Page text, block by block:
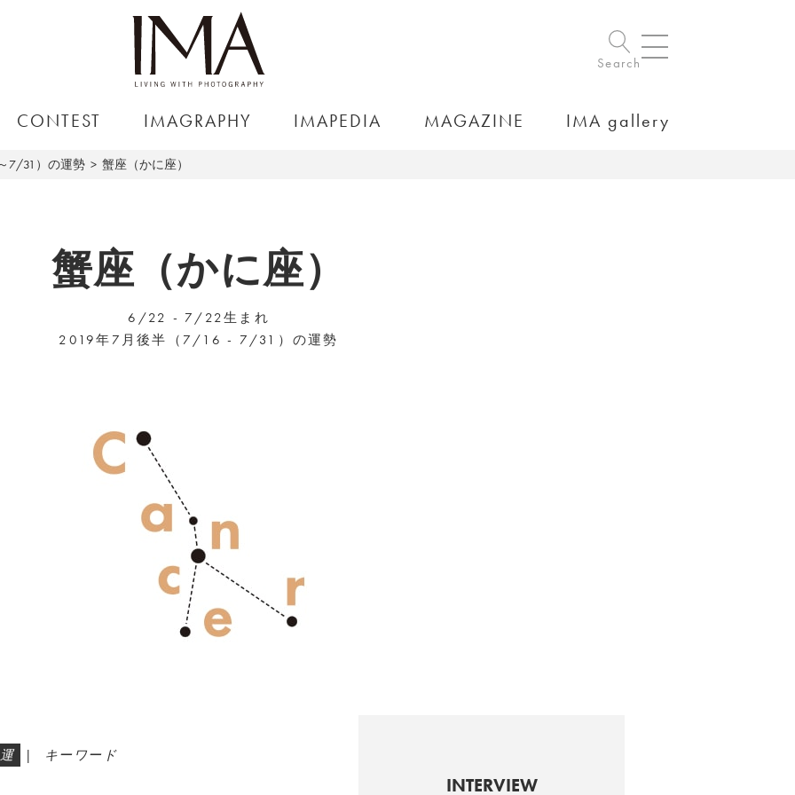
Search
CONTEST IMAGRAPHY IMAPEDIA MAGAZINE IMA gallery
7/31）の運勢 蟹座（かに座）
蟹座（かに座）
6/22 - 7/22生まれ
2019年7月後半（7/16 - 7/31）の運勢
| キーワード
INTERVIEW